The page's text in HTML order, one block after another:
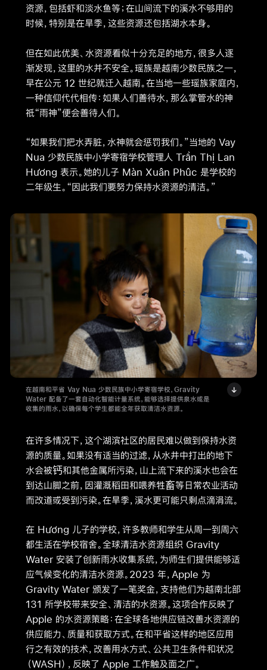
资源，包括虾和淡水鱼等；在山间流下的溪水不够用的
时候，特别是在旱季，这些资源还包括湖水本身。
但在如此优美、水资源看似十分充足的地方，很多人逐
渐发现，这里的水并不安全。瑶族是越南少数民族之一，
早在公元 12 世纪就迁入越南。在当地一些瑶族家庭内，
一种信仰代代相传：如果人们善待水，那么掌管水的神
祇“雨神”便会善待人们。
“如果我们把水弄脏，水神就会惩罚我们。”当地的 Vay
Nua 少数民族中小学寄宿学校管理人 Trần Thị Lan
Hương 表示。她的儿子 Màn Xuân Phûc 是学校的
二年级生。“因此我们要努力保持水资源的清洁。”
在越南和平省 Vay Nua 少数民族中小学寄宿学校，Gravity
Water 配备了一套自动化智能计量系统，能够选择提供泉水或是
收集的雨水，以确保每个学生都能全年获取清洁水资源。
在许多情况下，这个湖滨社区的居民难以做到保持水资
源的质量。如果没有适当的过滤，从水井中打出的地下
水会被钙和其他金属所污染，山上流下来的溪水也会在
到达山脚之前，因灌溉稻田和喂养牲畜等日常农业活动
而改道或受到污染。在旱季，溪水更可能只剩点滴涓流。
在 Hương 儿子的学校，许多教师和学生从周一到周六
都生活在学校宿舍。全球清洁水资源组织 Gravity
Water 安装了创新雨水收集系统，为师生们提供能够适
应气候变化的清洁水资源。2023 年，Apple 为
Gravity Water 颁发了一笔奖金，支持他们为越南北部
131 所学校带来安全、清洁的水资源。这项合作反映了
Apple 的水资源策略：在全球各地供应链改善水资源的
供应能力、质量和获取方式。在和平省这样的地区应用
行之有效的技术，改善用水方式、公共卫生条件和状况
（WASH），反映了 Apple 工作触及面之广。